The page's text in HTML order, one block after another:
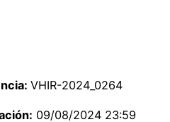
VHIR-2024_0264
09/08/2024 23:59